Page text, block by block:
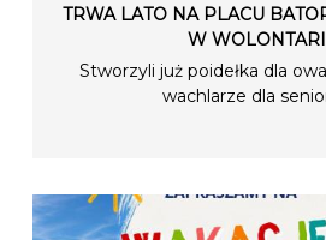
TRWA LATO NA PLACU
W
Stworzyli już poidełka dla
wachlarze dla